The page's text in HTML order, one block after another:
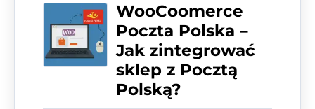
WooCoomerce
Poczta Polska –
Jak zintegrować
sklep z Pocztą
Polską?